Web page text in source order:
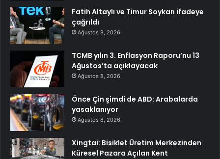
Fatih Altaylı ve Timur Soykan ifadeye
çağrıldı
Ağustos 8, 2026
TCMB yılın 3. Enflasyon Raporu’nu 13
Ağustos’ta açıklayacak
Ağustos 8, 2026
Önce Çin şimdi de ABD: Arabalarda
yasaklanıyor
Ağustos 8, 2026
Xingtai: Bisiklet Üretim Merkezinden
Küresel Pazara Açılan Kent